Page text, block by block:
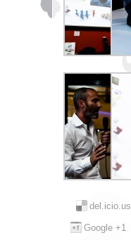
del.icio.us
Google +1